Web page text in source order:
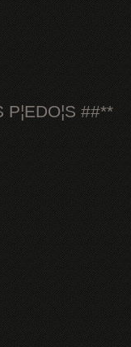
P¦EDO¦S ##**